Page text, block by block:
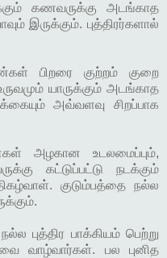
கணவருக்கு அடங்காத
இருக்கும். புத்திரர்களால்
பிறரை குற்றம் குறை
யாருக்கும் அடங்காத
அவ்வளவு சிறப்பாக
அழகான உடலமைப்பும்,
கட்டுப்பட்டு நடக்கும்
குடும்பத்தை நல்ல
புத்திர பாக்கியம் பெற்று
வாழ்வார்கள். பல புனித